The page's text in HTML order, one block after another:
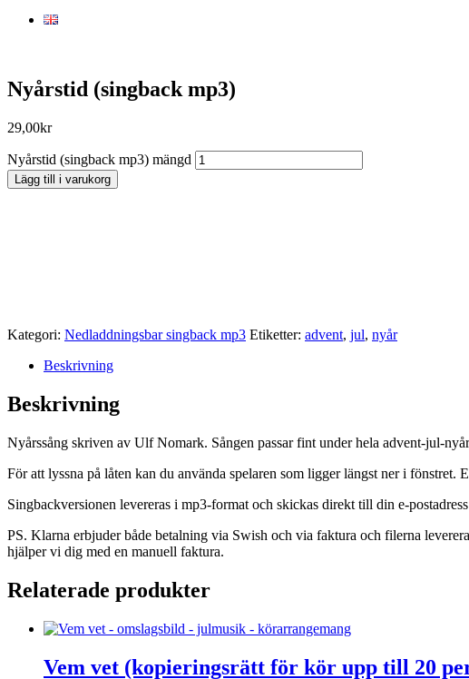
Nyårstid (singback mp3)
29,00kr
Nyårstid (singback mp3) mängd
Lägg till i varukorg
Kategori: Nedladdningsbar singback mp3 Etiketter: advent, jul, nyår
Beskrivning
Beskrivning
Nyårssång skriven av Ulf Nomark. Sången passar fint under hela advent-jul-
För att lyssna på låten kan du använda spelaren som ligger längst ner i fönstret.
Singbackversionen levereras i mp3-format och skickas direkt till din e-
PS. Klarna erbjuder både betalning via Swish och via faktura och filerna
hjälper vi dig med en manuell faktura.
Relaterade produkter
Vem vet (kopieringsrätt för kör upp till 20